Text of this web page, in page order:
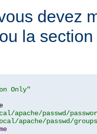
devez
ou la section
Only"
apache/passwd/
apache/passwd/